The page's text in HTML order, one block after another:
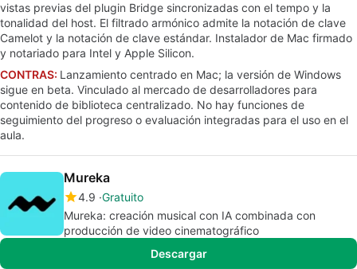
vistas previas del plugin Bridge sincronizadas con el tempo y la
tonalidad del host. El filtrado armónico admite la notación de clave
Camelot y la notación de clave estándar. Instalador de Mac firmado
y notariado para Intel y Apple Silicon.
CONTRAS: Lanzamiento centrado en Mac; la versión de Windows
sigue en beta. Vinculado al mercado de desarrolladores para
contenido de biblioteca centralizado. No hay funciones de
seguimiento del progreso o evaluación integradas para el uso en el
aula.
Mureka
4.9 Gratuito
Mureka: creación musical con IA combinada con
producción de video cinematográfico
Descargar